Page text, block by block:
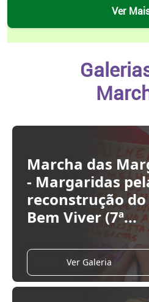
Ver
Marcha das
- Margaridas
reconstrução
Bem Viver (7ª...
Ver Galeria